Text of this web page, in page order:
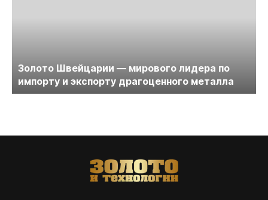
Золото Швейцарии — мирового лидера по
импорту и экспорту драгоценного металла